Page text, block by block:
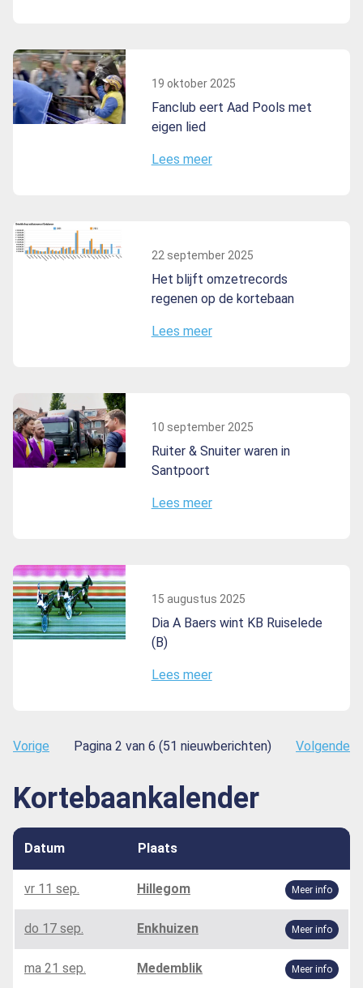
19 oktober 2025
Fanclub eert Aad Pools met
eigen lied
Lees meer
22 september 2025
Het blijft omzetrecords
regenen op de kortebaan
Lees meer
10 september 2025
Ruiter & Snuiter waren in
Santpoort
Lees meer
15 augustus 2025
Dia A Baers wint KB Ruiselede
(B)
Lees meer
Vorige Pagina 2 van 6 (51 nieuwberichten) Volgende
Kortebaankalender
Datum Plaats
vr 11 sep. Hillegom Meer info
do 17 sep. Enkhuizen Meer info
ma 21 sep. Medemblik Meer info